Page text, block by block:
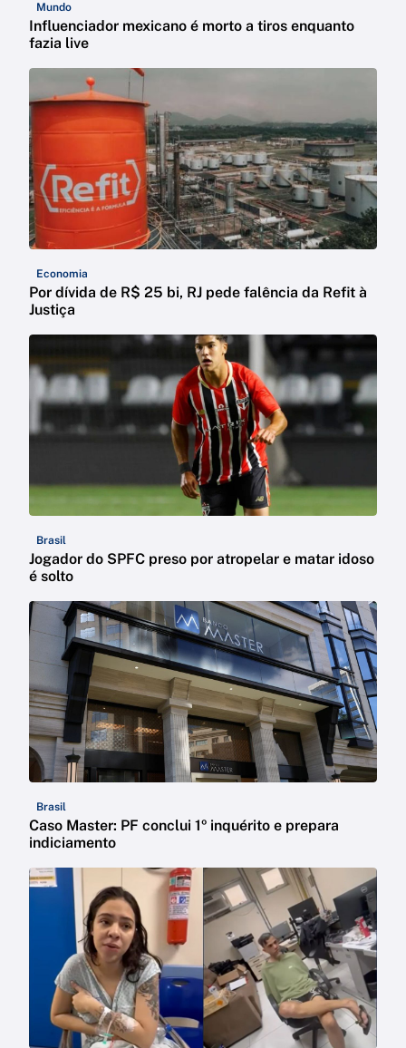
Mundo
Influenciador mexicano é morto a tiros enquanto
fazia live
Economia
Por dívida de R$ 25 bi, RJ pede falência da Refit à
Justiça
Brasil
Jogador do SPFC preso por atropelar e matar idoso
é solto
Brasil
Caso Master: PF conclui 1º inquérito e prepara
indiciamento